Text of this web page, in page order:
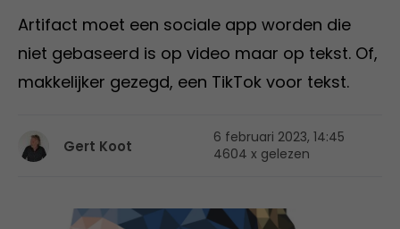
Artifact moet een sociale app worden die
niet gebaseerd is op video maar op tekst. Of,
makkelijker gezegd, een TikTok voor tekst.
Gert Koot
6 februari 2023, 14:45
4604 x gelezen